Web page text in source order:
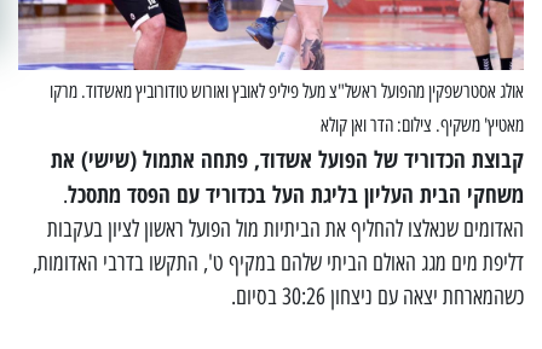
אולג אסטרשפקין מהפועל ראשל"צ מעל פיליפ לאובץ ואורוש טודורוביץ מאשדוד. מרקו
מאטיץ' משקיף. צילום: הדר ואן קולא
קבוצת הכדוריד של הפועל אשדוד, פתחה אתמול (שישי) את
משחקי הבית העליון בליגת העל בכדוריד עם הפסד מתסכל.
האדומים שנאלצו להחליף את הביתיות מול הפועל ראשון לציון בעקבות
דליפת מים מגג האולם הביתי שלהם במקיף ט', התקשו בדרבי האדומות,
כשהמארחת יצאה עם ניצחון 30:26 בסיום.